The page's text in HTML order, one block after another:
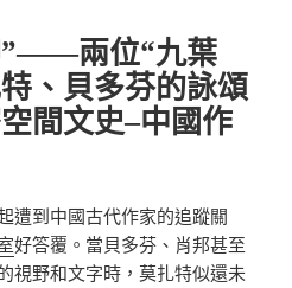
”——兩位“九葉
、貝多芬的詠頌
間文史–中國作
遭到中國古代作家的追蹤關
好答覆。當貝多芬、肖邦甚至
視野和文字時，莫扎特似還未